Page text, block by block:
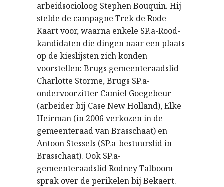
arbeidsocioloog Stephen Bouquin. Hij
stelde de campagne Trek de Rode
Kaart voor, waarna enkele SP.a-Rood-
kandidaten die dingen naar een plaats
op de kieslijsten zich konden
voorstellen: Brugs gemeenteraadslid
Charlotte Storme, Brugs SP.a-
ondervoorzitter Camiel Goegebeur
(arbeider bij Case New Holland), Elke
Heirman (in 2006 verkozen in de
gemeenteraad van Brasschaat) en
Antoon Stessels (SP.a-bestuurslid in
Brasschaat). Ook SP.a-
gemeenteraadslid Rodney Talboom
sprak over de perikelen bij Bekaert.